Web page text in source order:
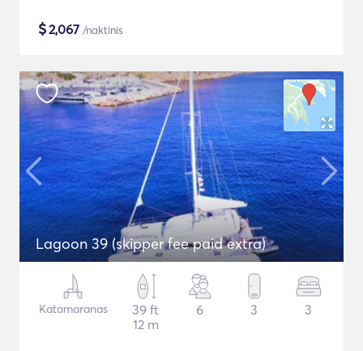
$2,067 /naktinis
Lagoon 39 (skipper fee paid extra)
Katamaranas
39 ft
12 m
6 3 3